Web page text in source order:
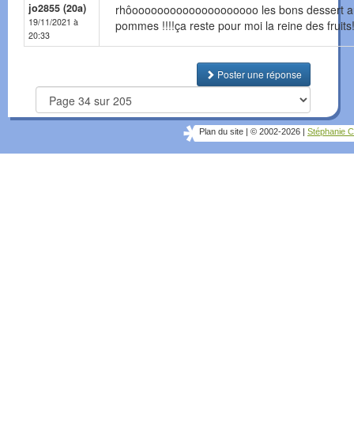
jo2855 (20a)
19/11/2021 à
20:33
rhôoooooooooooooooooooo les bons dessert
pommes !!!!ça reste pour moi la reine des
Poster une réponse
Plan du site © 2002-2026 Stéphanie C